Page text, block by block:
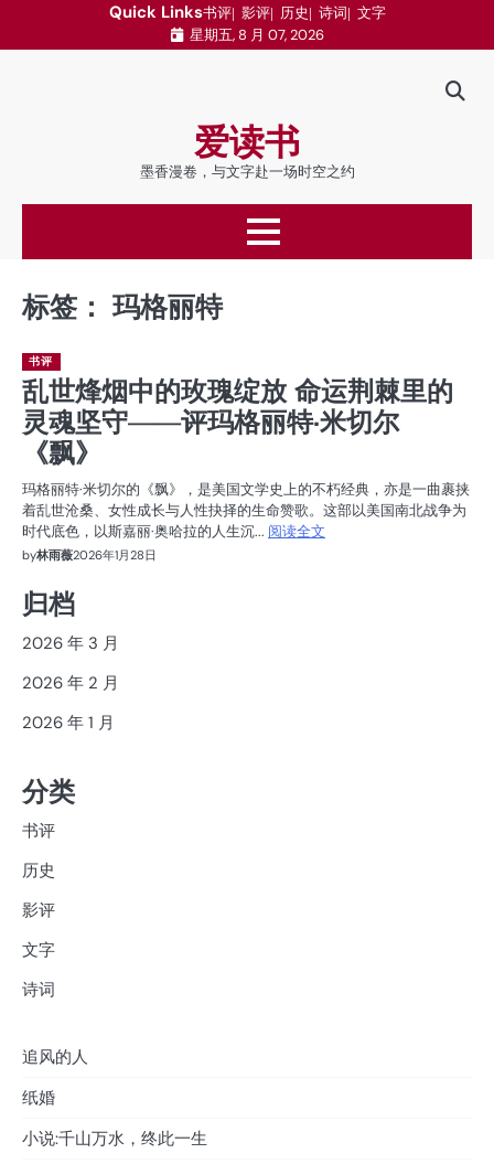
Quick Links书评 影评 历史 诗词 文字
星期五, 8 月 07, 2026
爱读书
墨香漫卷，与文字赴一场时空之约
标签： 玛格丽特
书评
乱世烽烟中的玫瑰绽放 命运荆棘里的
灵魂坚守——评玛格丽特·米切尔
《飘》
玛格丽特·米切尔的《飘》，是美国文学史上的不朽经典，亦是一曲裹挟
着乱世沧桑、女性成长与人性抉择的生命赞歌。这部以美国南北战争为
时代底色，以斯嘉丽·奥哈拉的人生沉... 阅读全文
by林雨薇2026年1月28日
归档
2026 年 3 月
2026 年 2 月
2026 年 1 月
分类
书评
历史
影评
文字
诗词
追风的人
纸婚
小说:千山万水，终此一生